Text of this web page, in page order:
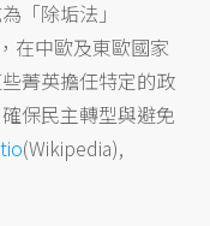
「除垢法」
在中歐及東歐國家
菁英擔任特定的政
保民主轉型與避免
(Wikipedia),